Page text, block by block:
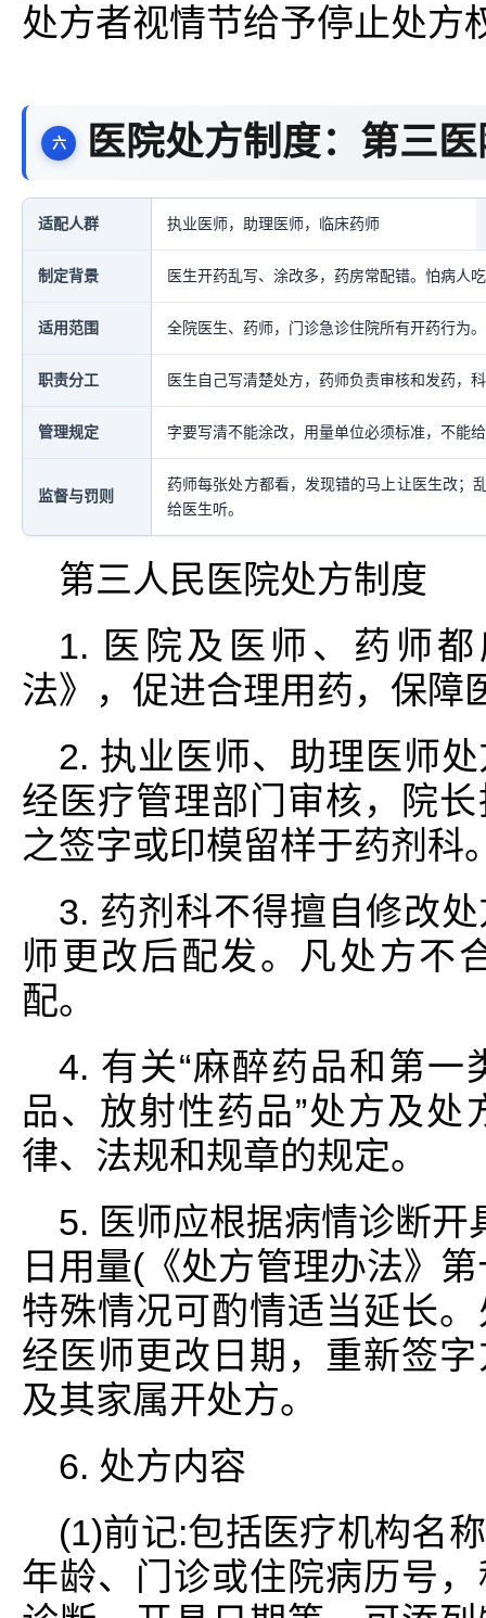
处方者视情节给予停止处方
医院处方制度：第三
适配人群 执业医师，助理医师，临床药师
制定背景 医生开药乱写、涂改多，药房常配错。怕病人
适用范围 全院医生、药师，门诊急诊住院所有开药行为。
职责分工 医生自己写清楚处方，药师负责审核和发药，
管理规定 字要写清不能涂改，用量单位必须标准，不能
监督与罚则
药师每张处方都看，发现错的马上让医生改；
给医生听。
第三人民医院处方制度
1. 医院及医师、药师
法》，促进合理用药，保障
2. 执业医师、助理医师
经医疗管理部门审核，院
之签字或印模留样于药剂科
3. 药剂科不得擅自修改
师更改后配发。凡处方不
配。
4. 有关“麻醉药品和第
品、放射性药品”处方及
律、法规和规章的规定。
5. 医师应根据病情诊断
日用量(《处方管理办法》
特殊情况可酌情适当延长
经医师更改日期，重新签
及其家属开处方。
6. 处方内容
(1)前记:包括医疗机构名
年龄、门诊或住院病历号